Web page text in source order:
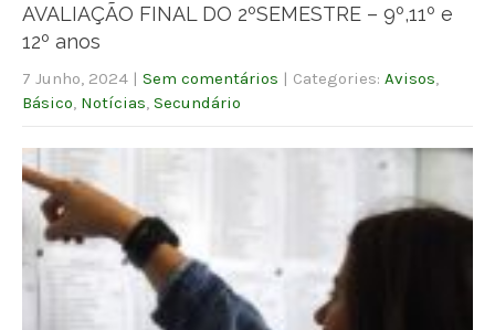
AVALIAÇÃO FINAL DO 2ºSEMESTRE – 9º,11º e
12º anos
7 Junho, 2024 | Sem comentários | Categories: Avisos
Básico Notícias Secundário